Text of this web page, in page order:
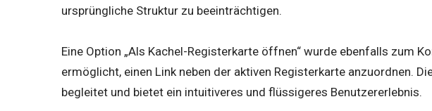
ursprüngliche Struktur zu beeinträchtigen.
Eine Option „Als Kachel-Registerkarte öffnen“ wurde ebenfalls zum
ermöglicht, einen Link neben der aktiven Registerkarte anzuordnen.
begleitet und bietet ein intuitiveres und flüssigeres Benutzererlebnis.